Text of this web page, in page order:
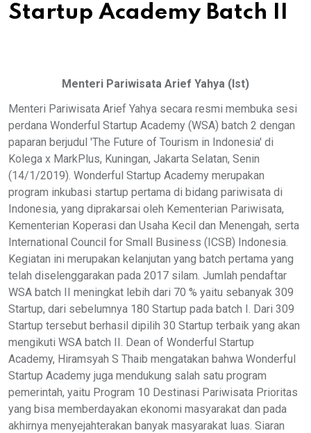
Startup Academy Batch II
Menteri Pariwisata Arief Yahya (Ist)
Menteri Pariwisata Arief Yahya secara resmi membuka sesi
perdana Wonderful Startup Academy (WSA) batch 2 dengan
paparan berjudul 'The Future of Tourism in Indonesia' di
Kolega x MarkPlus, Kuningan, Jakarta Selatan, Senin
(14/1/2019). Wonderful Startup Academy merupakan
program inkubasi startup pertama di bidang pariwisata di
Indonesia, yang diprakarsai oleh Kementerian Pariwisata,
Kementerian Koperasi dan Usaha Kecil dan Menengah, serta
International Council for Small Business (ICSB) Indonesia.
Kegiatan ini merupakan kelanjutan yang batch pertama yang
telah diselenggarakan pada 2017 silam. Jumlah pendaftar
WSA batch II meningkat lebih dari 70 % yaitu sebanyak 309
Startup, dari sebelumnya 180 Startup pada batch I. Dari 309
Startup tersebut berhasil dipilih 30 Startup terbaik yang akan
mengikuti WSA batch II. Dean of Wonderful Startup
Academy, Hiramsyah S Thaib mengatakan bahwa Wonderful
Startup Academy juga mendukung salah satu program
pemerintah, yaitu Program 10 Destinasi Pariwisata Prioritas
yang bisa memberdayakan ekonomi masyarakat dan pada
akhirnya menyejahterakan banyak masyarakat luas. Siaran